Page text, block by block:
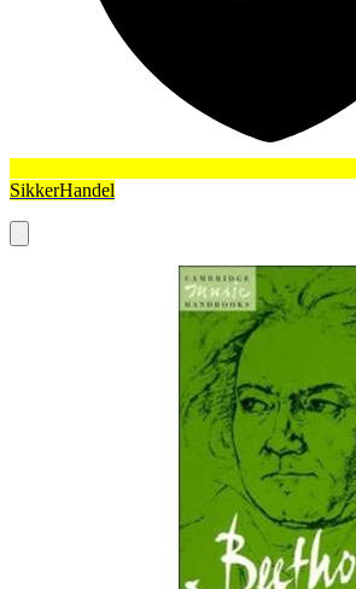
SikkerHandel